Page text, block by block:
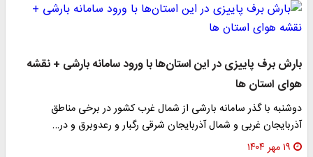
بارش برف پاییزی در این استان‌ها با ورود سامانه بارشی + نقشه
هوای استان ها
دوشنبه با گذر سامانه بارشی از شمال غرب کشور در برخی مناطق
آذربایجان غربی و شمال آذربایجان شرقی رگبار و رعدوبرق و در…
۱۹ مهر ۱۴۰۴